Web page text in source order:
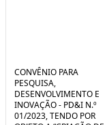
CONVÊNIO PARA
PESQUISA,
DESENVOLVIMENTO E
INOVAÇÃO - PD&I N.º
01/2023, TENDO POR